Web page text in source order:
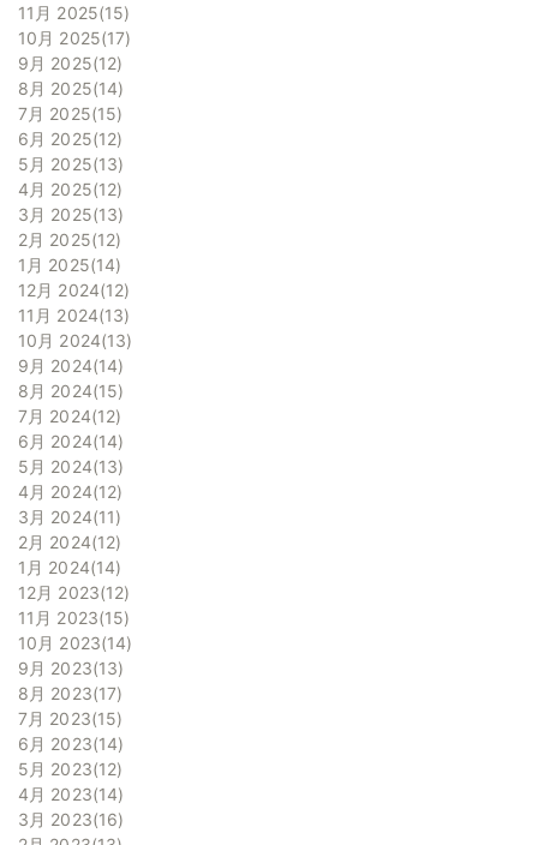
11月 2025 15
10月 2025 17
9月 2025 12
8月 2025 14
7月 2025 15
6月 2025 12
5月 2025 13
4月 2025 12
3月 2025 13
2月 2025 12
1月 2025 14
12月 2024 12
11月 2024 13
10月 2024 13
9月 2024 14
8月 2024 15
7月 2024 12
6月 2024 14
5月 2024 13
4月 2024 12
3月 2024 11
2月 2024 12
1月 2024 14
12月 2023 12
11月 2023 15
10月 2023 14
9月 2023 13
8月 2023 17
7月 2023 15
6月 2023 14
5月 2023 12
4月 2023 14
3月 2023 16